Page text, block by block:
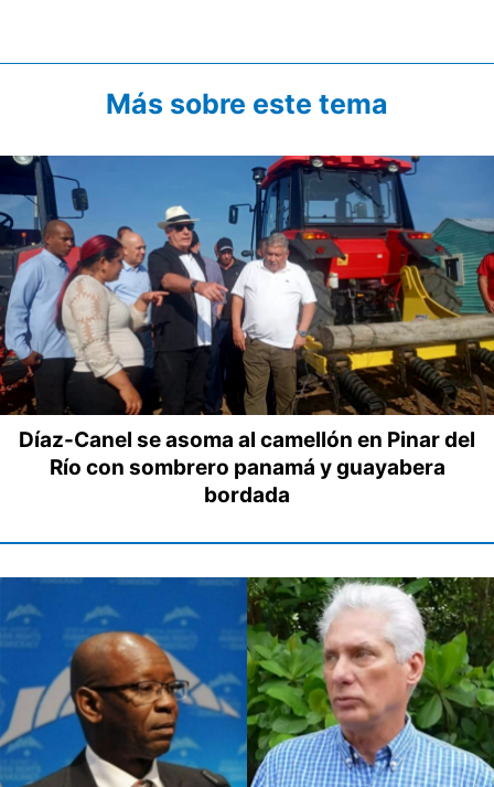
Más sobre este tema
Díaz-Canel se asoma al camellón en Pinar del
Río con sombrero panamá y guayabera
bordada